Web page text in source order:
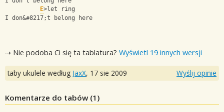
E>let ring
I don&#8217;t belong here
⇢ Nie podoba Ci się ta tablatura? Wyświetl 19 innych wersji
taby ukulele według JaxX, 17 sie 2009 Wyślij opinie
Komentarze do tabów (1 )